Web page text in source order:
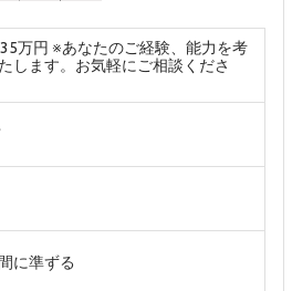
万円 ※あなたのご経験、能力を考
します。お気軽にご相談くださ
に準ずる